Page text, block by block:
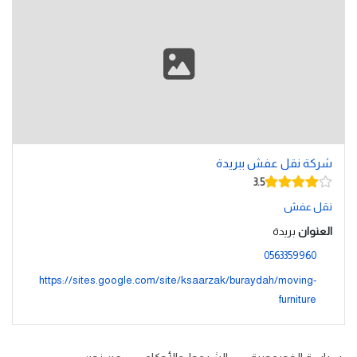
شركة نقل عفش ببريدة
3.5
نقل عفش
العنوان بريدة
0563359960
https://sites.google.com/site/ksaarzak/buraydah/moving-
furniture